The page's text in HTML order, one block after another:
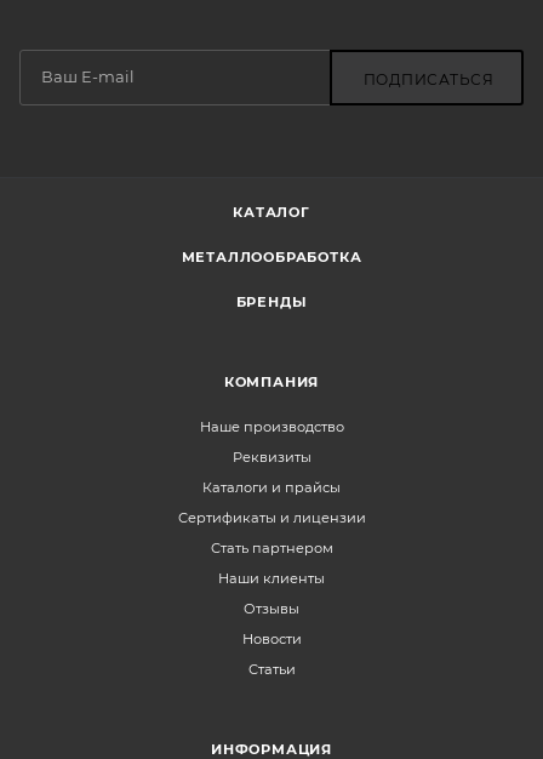
ПОДПИСАТЬСЯ
КАТАЛОГ
МЕТАЛЛООБРАБОТКА
БРЕНДЫ
КОМПАНИЯ
Наше производство
Реквизиты
Каталоги и прайсы
Сертификаты и лицензии
Стать партнером
Наши клиенты
Отзывы
Новости
Статьи
ИНФОРМАЦИЯ